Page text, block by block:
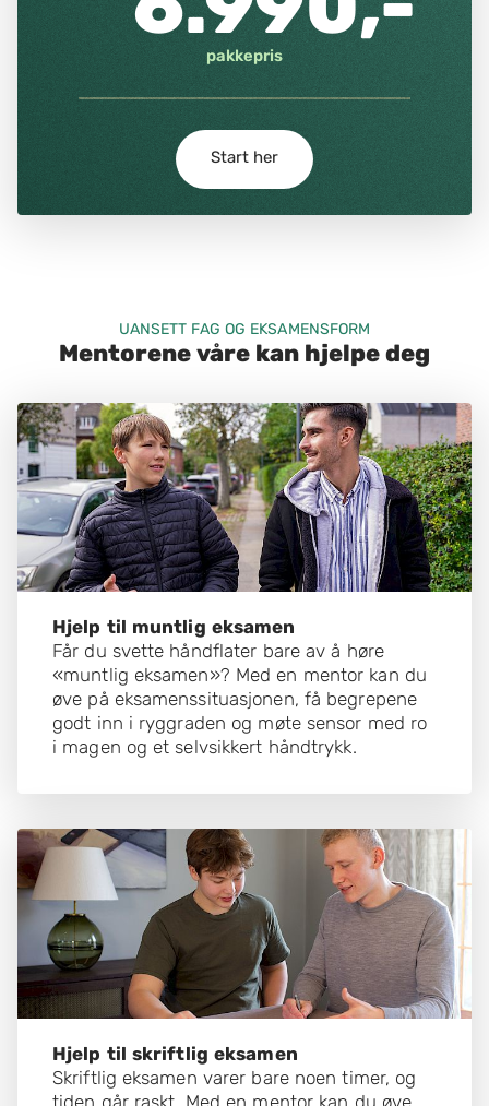
pakkepris
Start her
UANSETT FAG OG EKSAMENSFORM
Mentorene våre kan hjelpe deg
Hjelp til muntlig eksamen
Får du svette håndflater bare av å høre
«muntlig eksamen»? Med en mentor kan du
øve på eksamenssituasjonen, få begrepene
godt inn i ryggraden og møte sensor med ro
i magen og et selvsikkert håndtrykk.
Hjelp til skriftlig eksamen
Skriftlig eksamen varer bare noen timer, og
tiden går raskt. Med en mentor kan du øve